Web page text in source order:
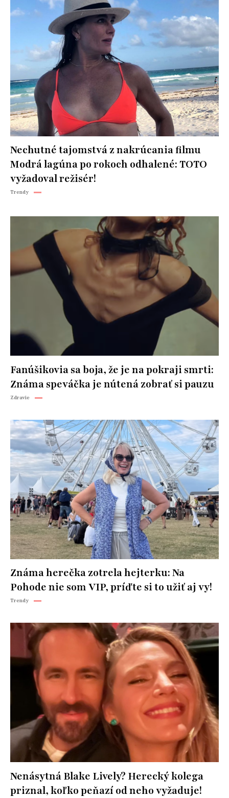
Nechutné tajomstvá z nakrúcania filmu
Modrá lagúna po rokoch odhalené: TOTO
vyžadoval režisér!
Trendy
Fanúšikovia sa boja, že je na pokraji smrti:
Známa speváčka je nútená zobrať si pauzu
Zdravie
Známa herečka zotrela hejterku: Na
Pohode nie som VIP, príďte si to užiť aj vy!
Trendy
Nenásytná Blake Lively? Herecký kolega
priznal, koľko peňazí od neho vyžaduje!